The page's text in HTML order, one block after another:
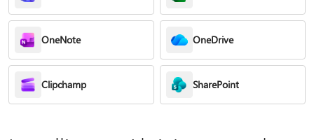
OneNote OneDrive
Clipchamp SharePoint